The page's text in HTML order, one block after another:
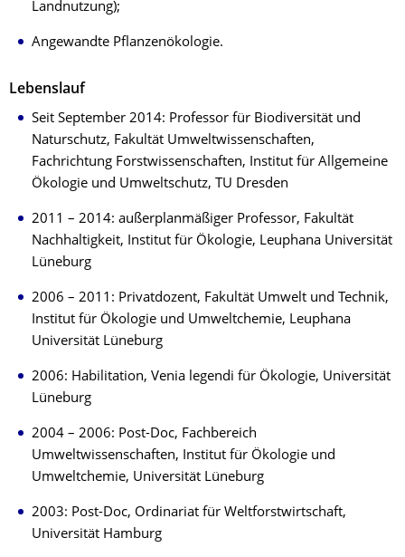
Landnutzung);
Angewandte Pflanzenökologie.
Lebenslauf
Seit September 2014: Professor für Biodiversität und
Naturschutz, Fakultät Umweltwissenschaften,
Fachrichtung Forstwissenschaften, Institut für Allgemeine
Ökologie und Umweltschutz, TU Dresden
2011 – 2014: außerplanmäßiger Professor, Fakultät
Nachhaltigkeit, Institut für Ökologie, Leuphana Universität
Lüneburg
2006 – 2011: Privatdozent, Fakultät Umwelt und Technik,
Institut für Ökologie und Umweltchemie, Leuphana
Universität Lüneburg
2006: Habilitation, Venia legendi für Ökologie, Universität
Lüneburg
2004 – 2006: Post-Doc, Fachbereich
Umweltwissenschaften, Institut für Ökologie und
Umweltchemie, Universität Lüneburg
2003: Post-Doc, Ordinariat für Weltforstwirtschaft,
Universität Hamburg